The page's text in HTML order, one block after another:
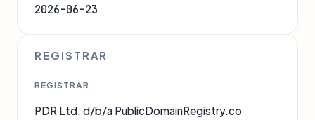
2026-06-23
REGISTRAR
REGISTRAR
PDR Ltd. d/b/a PublicDomainRegistry.co